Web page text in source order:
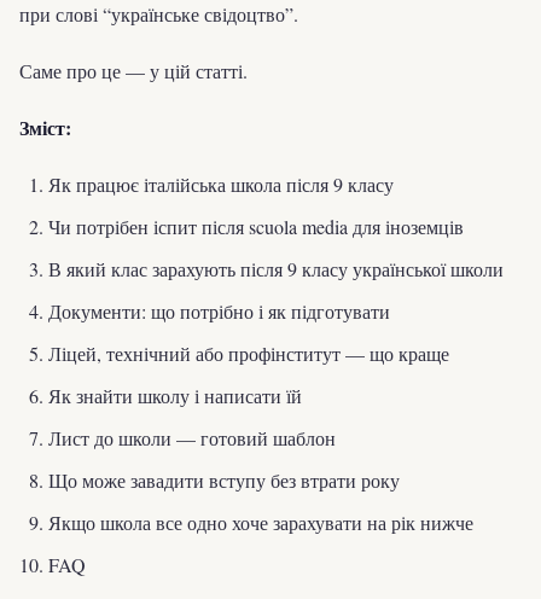
при слові “українське свідоцтво”.
Саме про це — у цій статті.
Зміст:
Як працює італійська школа після 9 класу
Чи потрібен іспит після scuola media для іноземців
В який клас зарахують після 9 класу української школи
Документи: що потрібно і як підготувати
Ліцей, технічний або профінститут — що краще
Як знайти школу і написати їй
Лист до школи — готовий шаблон
Що може завадити вступу без втрати року
Якщо школа все одно хоче зарахувати на рік нижче
FAQ